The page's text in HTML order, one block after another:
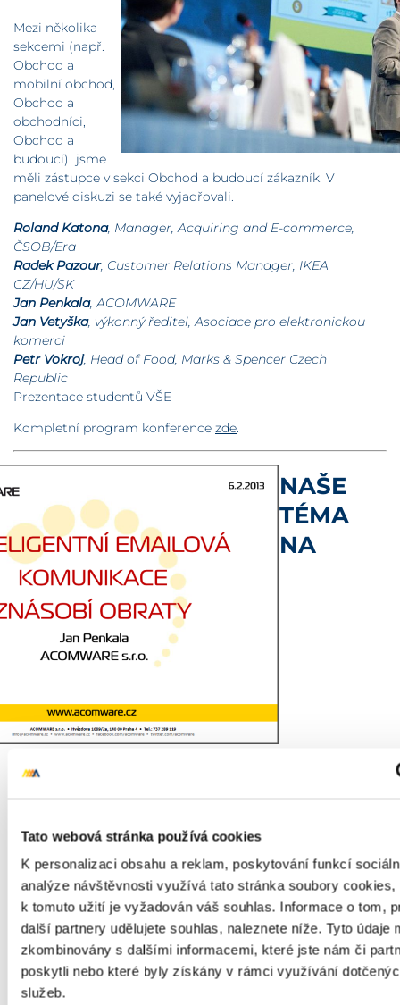
Tato webová stránka používá cookies
K personalizaci obsahu a reklam, poskytování funkcí
analýze návštěvnosti využívá tato stránka soubory cookies,
k tomuto užití je vyžadován váš souhlas. Informace o tom,
další partnery udělujete souhlas, naleznete níže. Tyto údaje
zkombinovány s dalšími informacemi, které jste nám či
poskytli nebo které byly získány v rámci využívání
služeb.
Mezi několika
sekcemi (např.
Obchod a
mobilní obchod,
Obchod a
obchodníci,
Obchod a
budoucí) jsme
měli zástupce v sekci Obchod a budoucí zákazník. V
panelové diskuzi se také vyjadřovali.
Roland Katona, Manager, Acquiring and E-commerce,
ČSOB/Era
Radek Pazour, Customer Relations Manager, IKEA
CZ/HU/SK
Jan Penkala, ACOMWARE
Jan Vetyška, výkonný ředitel, Asociace pro elektronickou
komerci
Petr Vokroj, Head of Food, Marks & Spencer Czech
Republic
Prezentace studentů VŠE
Kompletní program konference zde.
NAŠE
TÉMA
NA
2013
S tématem o efektivní emailové komunikaci vystoupil Jan
Penkala v sekci Obchod a budoucí zákazník. Jeho přednášku
a následnou panelovou diskuzi si vyslechlo více než 500
posluchačů.